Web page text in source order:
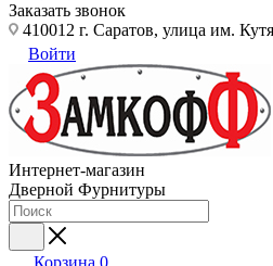
Заказать звонок
410012 г. Саратов, улица им.
Войти
Интернет-магазин
Дверной Фурнитуры
Корзина 0